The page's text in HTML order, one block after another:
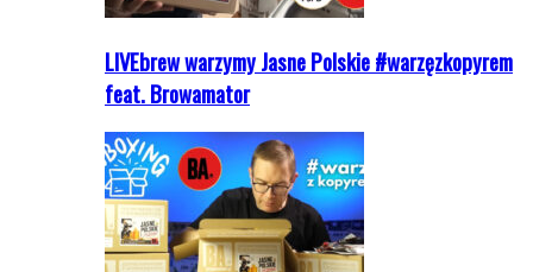
LIVEbrew warzymy Jasne Polskie #warzęzkopyrem
feat. Browamator